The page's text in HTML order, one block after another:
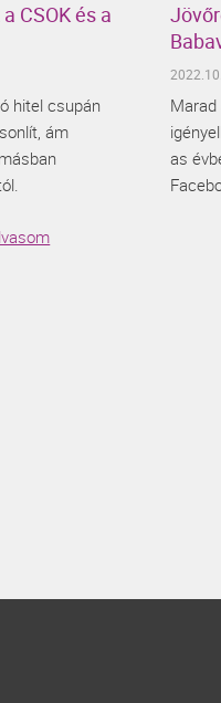
CSOK és a
hitel csupán
ám
Marad
as